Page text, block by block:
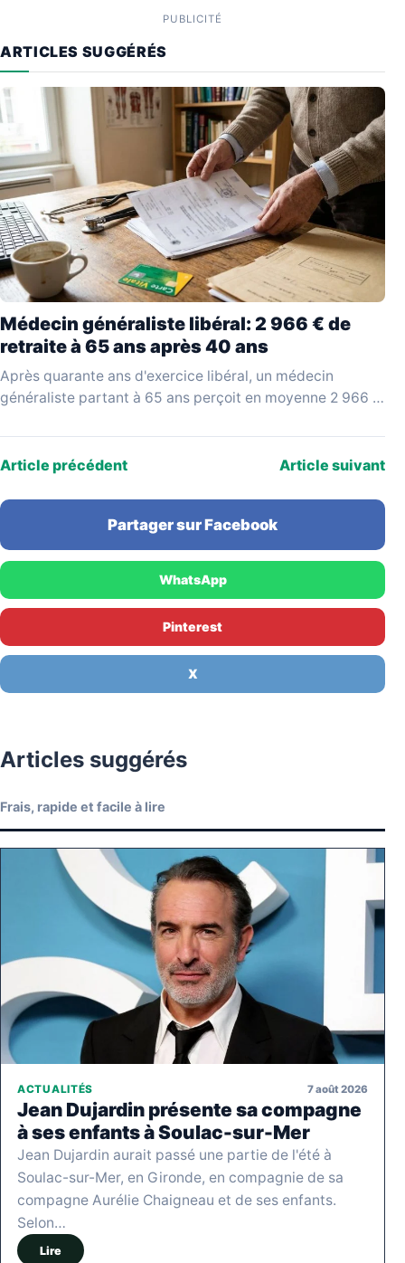
PUBLICITÉ
ARTICLES SUGGÉRÉS
Médecin généraliste libéral: 2 966 € de
retraite à 65 ans après 40 ans
Après quarante ans d'exercice libéral, un médecin
généraliste partant à 65 ans perçoit en moyenne 2 966 €
Article précédent Article suivant
Partager sur Facebook
WhatsApp
Pinterest
X
Articles suggérés
Frais, rapide et facile à lire
ACTUALITÉS 7 août 2026
Jean Dujardin présente sa compagne
à ses enfants à Soulac-sur-Mer
Jean Dujardin aurait passé une partie de l'été à
Soulac-sur-Mer, en Gironde, en compagnie de sa
compagne Aurélie Chaigneau et de ses enfants.
Selon…
Lire